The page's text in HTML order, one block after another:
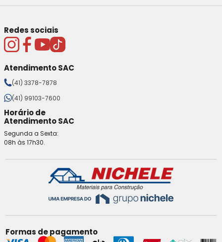
Redes sociais
Atendimento SAC
(41) 3378-7878
(41) 99103-7600
Horário de
Atendimento SAC
Segunda a Sexta:
08h às 17h30.
Formas de pagamento